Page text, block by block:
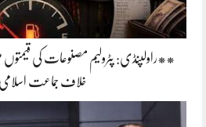
**راولپنڈی: پٹرولیم مصنوعات کی
خلاف جماعت